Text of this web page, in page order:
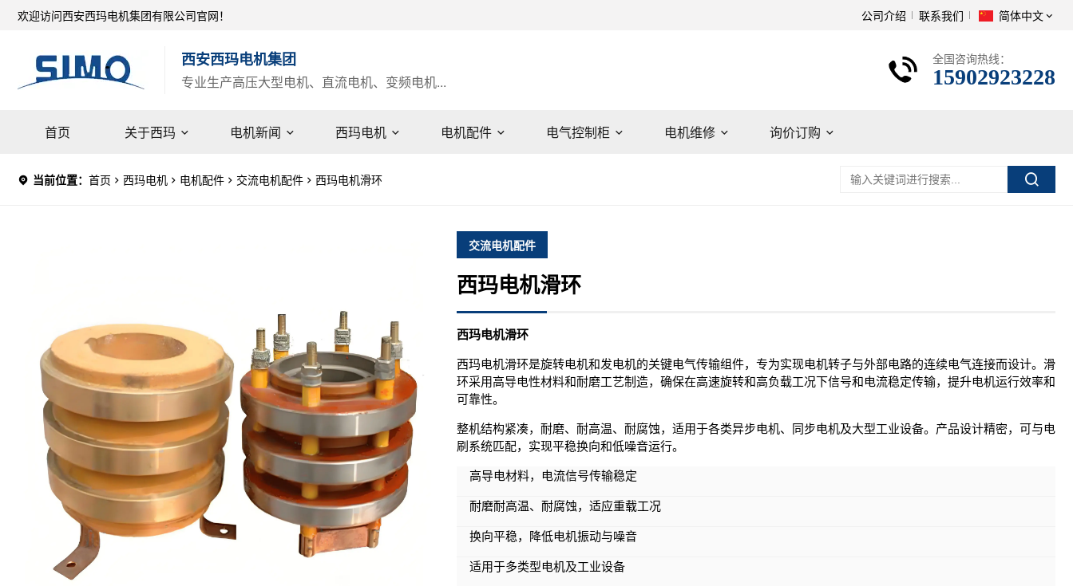
欢迎访问西安西玛电机集团有限公司官网！ 公司介绍 联系我们 简体中文
西安西玛电机集团
专业生产高压大型电机、直流电机、变频电机...
全国咨询热线：
15902923228
首页 关于西玛 电机新闻 西玛电机 电机配件 电气控制柜 电机维修 询价订购
当前位置： 首页 西玛电机 电机配件 交流电机配件 西玛电机滑环
交流电机配件
西玛电机滑环
西玛电机滑环
西玛电机滑环是旋转电机和发电机的关键电气传输组件，专为实现电机转子与外部电路的连续电气连接而设计。滑
环采用高导电性材料和耐磨工艺制造，确保在高速旋转和高负载工况下信号和电流稳定传输，提升电机运行效率和
可靠性。
整机结构紧凑，耐磨、耐高温、耐腐蚀，适用于各类异步电机、同步电机及大型工业设备。产品设计精密，可与电
刷系统匹配，实现平稳换向和低噪音运行。
高导电材料，电流信号传输稳定
耐磨耐高温、耐腐蚀，适应重载工况
换向平稳，降低电机振动与噪音
适用于多类型电机及工业设备